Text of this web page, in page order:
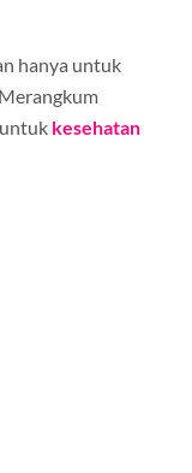
hanya untuk
kesehatan